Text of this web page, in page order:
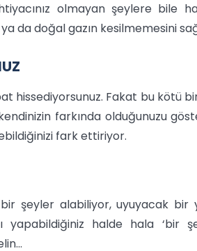
olmayan şeylere bile
da doğal gazın kesilmemesini
hissediyorsunuz. Fakat bu kötü
farkında olduğunuzu
fark ettiriyor.
bir şeyler alabiliyor, uyuyacak
yapabildiğiniz halde hala ‘bir